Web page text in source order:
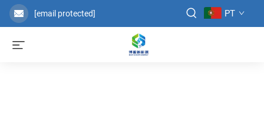
[email protected] PT